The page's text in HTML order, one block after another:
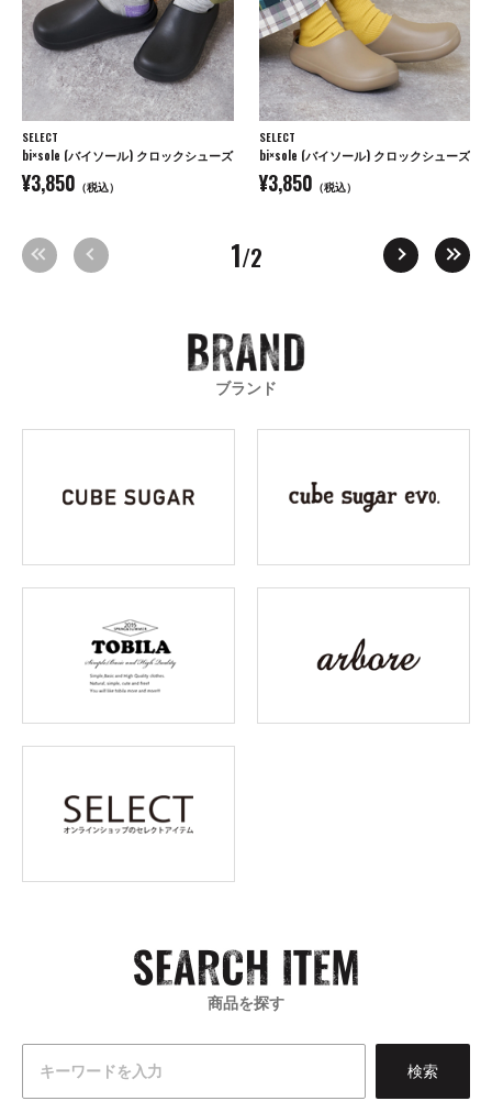
SELECT
bi×sole (バイソール) クロックシューズ
¥3,850 （税込）
SELECT
bi×sole (バイソール) クロックシューズ
¥3,850 （税込）
1/2
ブランド
商品を探す